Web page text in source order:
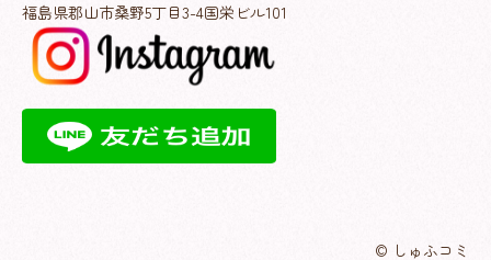
福島県郡山市桑野5丁目3-4国栄ビル101
© しゅふコミ